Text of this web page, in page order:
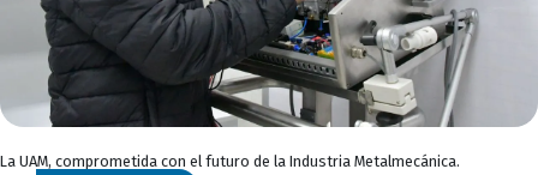
La UAM, comprometida con el futuro de la Industria Metalmecánica.